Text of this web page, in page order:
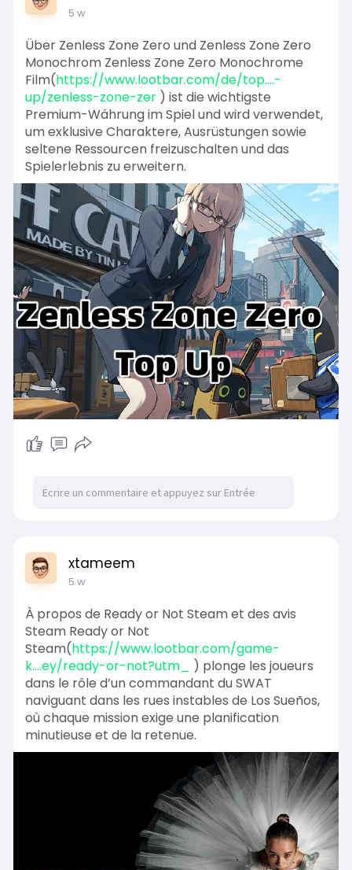
5 w
Über Zenless Zone Zero und Zenless Zone Zero
Monochrom Zenless Zone Zero Monochrome
Film(https://www.lootbar.com/de/top....-
up/zenless-zone-zer) ist die wichtigste
Premium-Währung im Spiel und wird verwendet,
um exklusive Charaktere, Ausrüstungen sowie
seltene Ressourcen freizuschalten und das
Spielerlebnis zu erweitern.
xtameem
5 w
À propos de Ready or Not Steam et des avis
Steam Ready or Not
Steam(https://www.lootbar.com/game-
k....ey/ready-or-not?utm_
) plonge les joueurs
dans le rôle d’un commandant du SWAT
naviguant dans les rues instables de Los Sueños,
où chaque mission exige une planification
minutieuse et de la retenue.